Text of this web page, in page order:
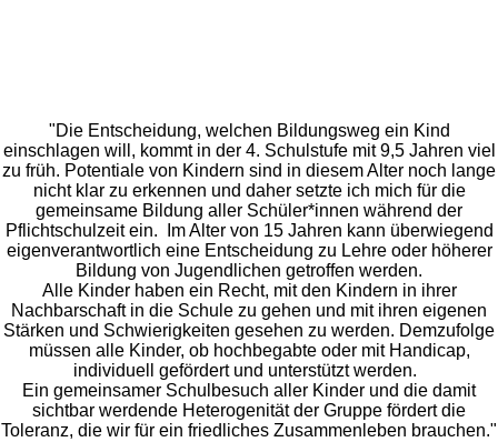
"Die Entscheidung, welchen Bildungsweg ein Kind
einschlagen will, kommt in der 4. Schulstufe mit 9,5 Jahren viel
zu früh. Potentiale von Kindern sind in diesem Alter noch lange
nicht klar zu erkennen und daher setzte ich mich für die
gemeinsame Bildung aller Schüler*innen während der
Pflichtschulzeit ein. Im Alter von 15 Jahren kann überwiegend
eigenverantwortlich eine Entscheidung zu Lehre oder höherer
Bildung von Jugendlichen getroffen werden.
Alle Kinder haben ein Recht, mit den Kindern in ihrer
Nachbarschaft in die Schule zu gehen und mit ihren eigenen
Stärken und Schwierigkeiten gesehen zu werden. Demzufolge
müssen alle Kinder, ob hochbegabte oder mit Handicap,
individuell gefördert und unterstützt werden.
Ein gemeinsamer Schulbesuch aller Kinder und die damit
sichtbar werdende Heterogenität der Gruppe fördert die
Toleranz, die wir für ein friedliches Zusammenleben brauchen."